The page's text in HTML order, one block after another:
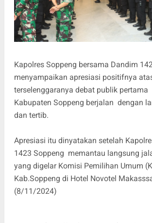
Kapolres Soppeng bersama Dandim
menyampaikan apresiasi positifnya
terselenggaranya debat publik pertama
Kabupaten Soppeng berjalan dengan
dan tertib.
Apresiasi itu dinyatakan setelah
1423 Soppeng memantau langsung
yang digelar Komisi Pemilihan Umum
Kab.Soppeng di Hotel Novotel
(8/11/2024)